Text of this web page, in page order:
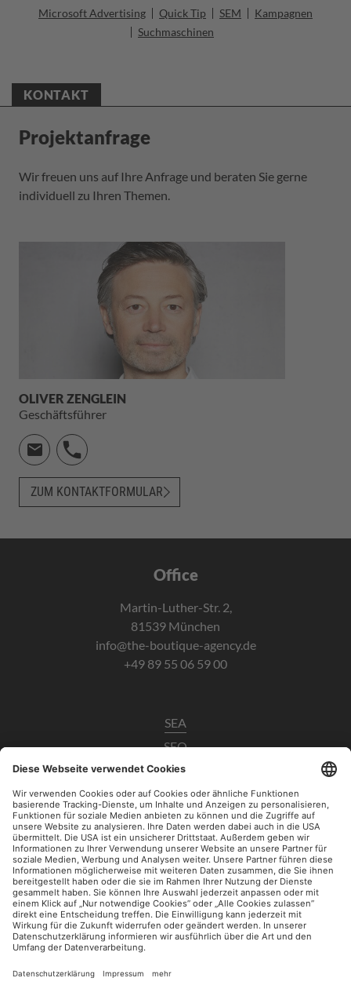
Microsoft Advertising
Quick Tip SEM
Kampagnen
Suchmaschinen
KONTAKT
Projektanfrage
Wir freuen uns auf Ihre Anfrage und beraten Sie gerne
individuell zu Ihren Themen.
OLIVER ZENGLEIN
Geschäftsführer
ZUM KONTAKTFORMULAR
Office
Martin-Luther-Str. 2,
81539 München
info@the-boutique-agency.de
+49 89 55 06 59 00
SEA
SEO
Data Analytics
UX / CRO
Paid Social